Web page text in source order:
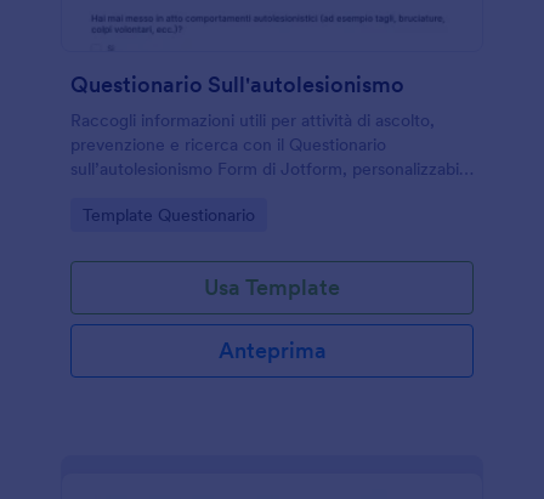
Questionario Sull'autolesionismo
Raccogli informazioni utili per attività di ascolto,
prevenzione e ricerca con il Questionario
sull’autolesionismo Form di Jotform, personalizzabile
organizzazioni di supporto.
Go to Category:
Template Questionario
Usa Template
Anteprima